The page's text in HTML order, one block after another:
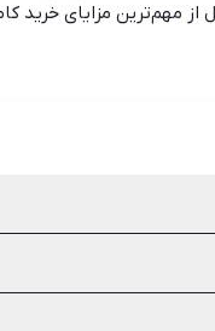
مهم‌ترین مزایای خرید
این وسایل، ظاهر
می‌توانید در آن پیدا
یا کارکرده در نظر داشته
مزایای خرید کالای دست